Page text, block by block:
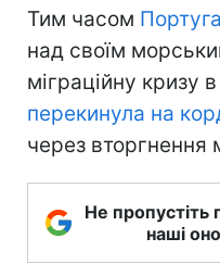
Тим часом
над своїм
міграційну кризу
перекинула на
через вторгнення
Не пропустіть
наші